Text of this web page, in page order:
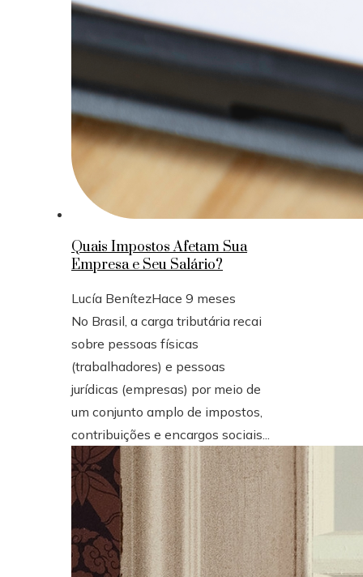
Quais Impostos Afetam Sua
Empresa e Seu Salário?
Lucía BenítezHace 9 meses
No Brasil, a carga tributária recai
sobre pessoas físicas
(trabalhadores) e pessoas
jurídicas (empresas) por meio de
um conjunto amplo de impostos,
contribuições e encargos sociais...